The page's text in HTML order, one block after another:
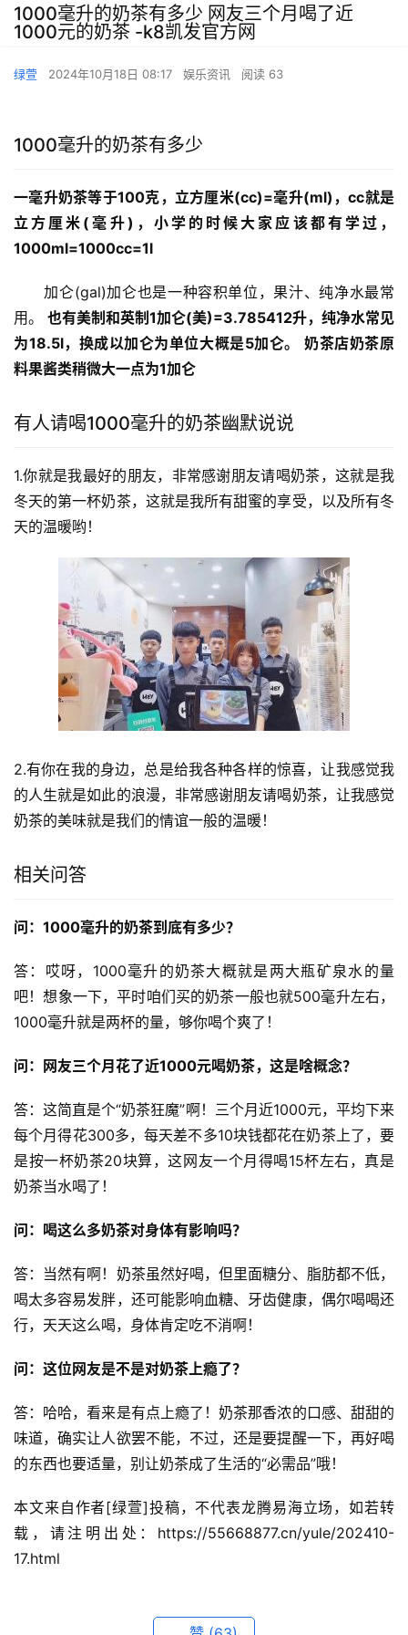
1000毫升的奶茶有多少 网友三个月喝了近
1000元的奶茶 -k8凯发官方网
绿萱 2024年10月18日 08:17 娱乐资讯 阅读 63
1000毫升的奶茶有多少
一毫升奶茶等于100克，立方厘米(cc)=毫升(ml)，cc就是
立方厘米(毫升)，小学的时候大家应该都有学过，
1000ml=1000cc=1l
加仑(gal)加仑也是一种容积单位，果汁、纯净水最常
用。 也有美制和英制1加仑(美)=3.785412升，纯净水常见
为18.5l，换成以加仑为单位大概是5加仑。
奶茶店奶茶原
料果酱类稍微大一点为1加仑
有人请喝1000毫升的奶茶幽默说说
1.你就是我最好的朋友，非常感谢朋友请喝奶茶，这就是我
冬天的第一杯奶茶，这就是我所有甜蜜的享受，以及所有冬
天的温暖哟！
2.有你在我的身边，总是给我各种各样的惊喜，让我感觉我
的人生就是如此的浪漫，非常感谢朋友请喝奶茶，让我感觉
奶茶的美味就是我们的情谊一般的温暖！
相关问答
问：1000毫升的奶茶到底有多少？
答：哎呀，1000毫升的奶茶大概就是两大瓶矿泉水的量
吧！想象一下，平时咱们买的奶茶一般也就500毫升左右，
1000毫升就是两杯的量，够你喝个爽了！
问：网友三个月花了近1000元喝奶茶，这是啥概念？
答：这简直是个“奶茶狂魔”啊！三个月近1000元，平均下来
每个月得花300多，每天差不多10块钱都花在奶茶上了，要
是按一杯奶茶20块算，这网友一个月得喝15杯左右，真是
奶茶当水喝了！
问：喝这么多奶茶对身体有影响吗？
答：当然有啊！奶茶虽然好喝，但里面糖分、脂肪都不低，
喝太多容易发胖，还可能影响血糖、牙齿健康，偶尔喝喝还
行，天天这么喝，身体肯定吃不消啊！
问：这位网友是不是对奶茶上瘾了？
答：哈哈，看来是有点上瘾了！奶茶那香浓的口感、甜甜的
味道，确实让人欲罢不能，不过，还是要提醒一下，再好喝
的东西也要适量，别让奶茶成了生活的“必需品”哦！
本文来自作者[绿萱]投稿，不代表龙腾易海立场，如若转
载，请注明出处：https://55668877.cn/yule/202410-
17.html